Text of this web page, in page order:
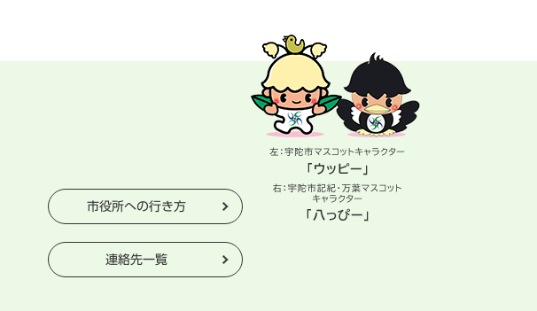
市役所への行き方
連絡先一覧